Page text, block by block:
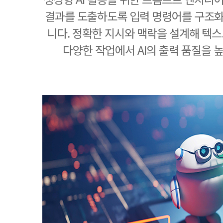
결과를 도출하도록 입력 명령어를 구조
니다. 정확한 지시와 맥락을 설계해 텍
다양한 작업에서 AI의 출력 품질을